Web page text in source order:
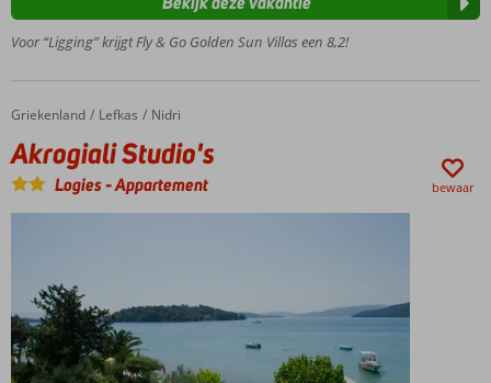
studio's en
appartementen
Prachtige
omgeving
Voor “Ligging” krijgt Fly & Go Golden Sun Villas een 8,2!
Home
Griekenland Lefkas Nidri
Akrogiali Studio's
Akrogiali Studio's
Logies-Appartement bewaar